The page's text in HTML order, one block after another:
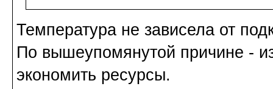
Температура не зависела от
По вышеупомянутой причине -
экономить ресурсы.